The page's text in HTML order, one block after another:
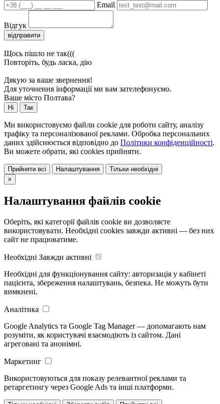
Email
Відгук
відправити
Щось пішло не так(((
Повторіть, будь ласка, дію
Дякую за ваше звернення!
Для уточнення інформації ми вам зателефонуємо.
Ваше місто Полтава?
Ні Так
Ми використовуємо файли cookie для роботи сайту, аналізу
трафіку та персоналізованої реклами. Обробка персональних
даних здійснюється відповідно до Політики конфіденційності.
Ви можете обрати, які cookies прийняти.
Прийняти всі Налаштування
Тільки необхідні
×
Налаштування файлів cookie
Оберіть, які категорії файлів cookie ви дозволяєте
використовувати. Необхідні cookies завжди активні — без них
сайт не працюватиме.
Необхідні Завжди активні
Необхідні для функціонування сайту: авторизація у кабінеті
пацієнта, збереження налаштувань, безпека. Не можуть бути
вимкнені.
Аналітика
Google Analytics та Google Tag Manager — допомагають нам
розуміти, як користувачі взаємодіють із сайтом. Дані
агреговані та анонімні.
Маркетинг
Використовуються для показу релевантної реклами та
ретаргетингу через Google Ads та інші платформи.